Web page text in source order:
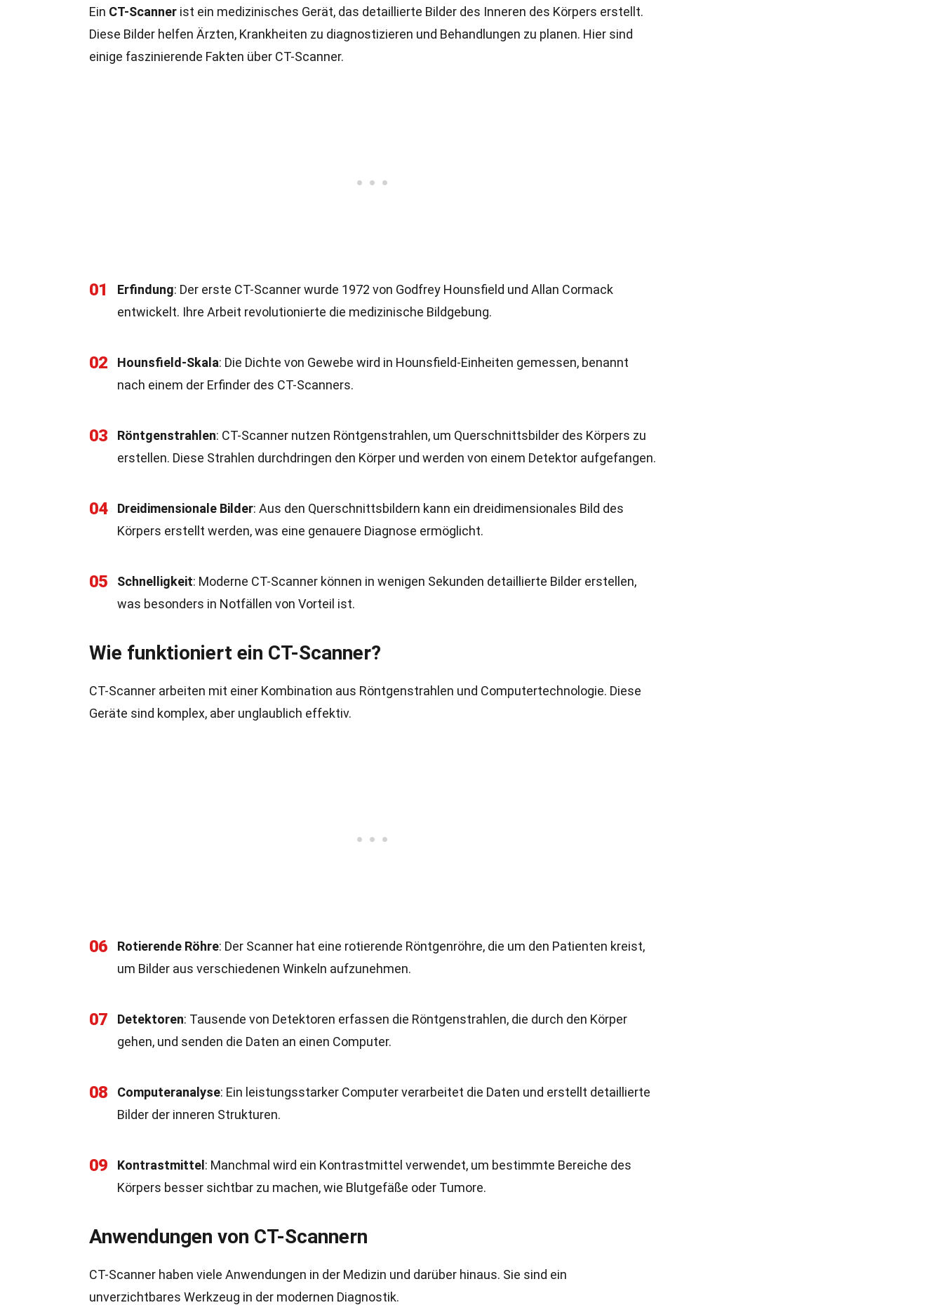
Ein CT-Scanner ist ein medizinisches Gerät, das detaillierte Bilder des Inneren des Körpers erstellt.
Diese Bilder helfen Ärzten, Krankheiten zu diagnostizieren und Behandlungen zu planen. Hier sind
einige faszinierende Fakten über CT-Scanner.
01 Erfindung: Der erste CT-Scanner wurde 1972 von Godfrey Hounsfield und Allan Cormack
entwickelt. Ihre Arbeit revolutionierte die medizinische Bildgebung.
02 Hounsfield-Skala: Die Dichte von Gewebe wird in Hounsfield-Einheiten gemessen, benannt
nach einem der Erfinder des CT-Scanners.
03 Röntgenstrahlen: CT-Scanner nutzen Röntgenstrahlen, um Querschnittsbilder des Körpers zu
erstellen. Diese Strahlen durchdringen den Körper und werden von einem Detektor aufgefangen.
04 Dreidimensionale Bilder: Aus den Querschnittsbildern kann ein dreidimensionales Bild des
Körpers erstellt werden, was eine genauere Diagnose ermöglicht.
05 Schnelligkeit: Moderne CT-Scanner können in wenigen Sekunden detaillierte Bilder erstellen,
was besonders in Notfällen von Vorteil ist.
Wie funktioniert ein CT-Scanner?
CT-Scanner arbeiten mit einer Kombination aus Röntgenstrahlen und Computertechnologie. Diese
Geräte sind komplex, aber unglaublich effektiv.
06 Rotierende Röhre: Der Scanner hat eine rotierende Röntgenröhre, die um den Patienten kreist,
um Bilder aus verschiedenen Winkeln aufzunehmen.
07 Detektoren: Tausende von Detektoren erfassen die Röntgenstrahlen, die durch den Körper
gehen, und senden die Daten an einen Computer.
08 Computeranalyse: Ein leistungsstarker Computer verarbeitet die Daten und erstellt detaillierte
Bilder der inneren Strukturen.
09 Kontrastmittel : Manchmal wird ein Kontrastmittel verwendet, um bestimmte Bereiche des
Körpers besser sichtbar zu machen, wie Blutgefäße oder Tumore.
Anwendungen von CT-Scannern
CT-Scanner haben viele Anwendungen in der Medizin und darüber hinaus. Sie sind ein
unverzichtbares Werkzeug in der modernen Diagnostik.